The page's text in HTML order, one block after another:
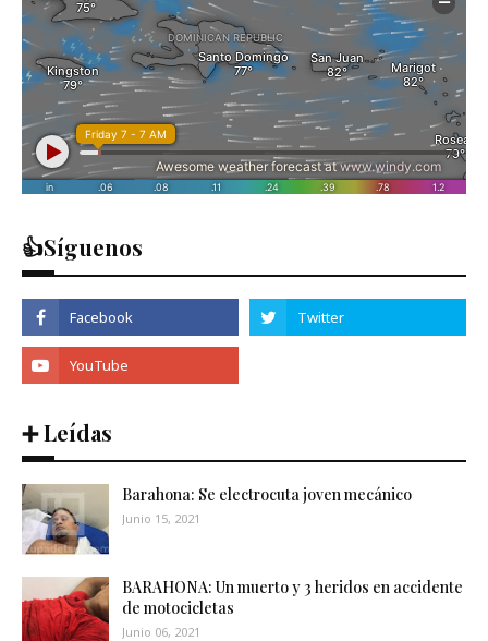
👍Síguenos
➕ Leídas
Barahona: Se electrocuta joven mecánico
Junio 15, 2021
BARAHONA: Un muerto y 3 heridos en accidente
de motocicletas
Junio 06, 2021